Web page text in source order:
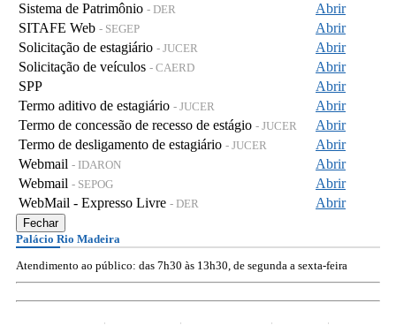
Sistema de Patrimônio - DER
Abrir
SITAFE Web - SEGEP
Abrir
Solicitação de estagiário - JUCER
Abrir
Solicitação de veículos - CAERD
Abrir
SPP
Abrir
Termo aditivo de estagiário - JUCER
Abrir
Termo de concessão de recesso de estágio - JUCER
Abrir
Termo de desligamento de estagiário - JUCER
Abrir
Webmail - IDARON
Abrir
Webmail - SEPOG
Abrir
WebMail - Expresso Livre - DER Abrir
Fechar
Palácio Rio Madeira
Atendimento ao público: das 7h30 às 13h30, de segunda a sexta-feira